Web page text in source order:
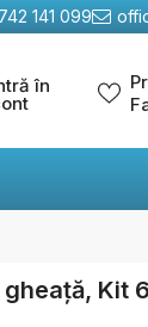
141 099
în
Kit